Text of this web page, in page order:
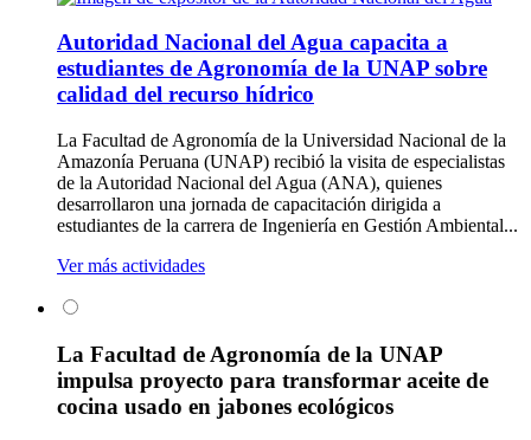
Autoridad Nacional del Agua capacita a
estudiantes de Agronomía de la UNAP sobre
calidad del recurso hídrico
La Facultad de Agronomía de la Universidad Nacional de la
Amazonía Peruana (UNAP) recibió la visita de especialistas
de la Autoridad Nacional del Agua (ANA), quienes
desarrollaron una jornada de capacitación dirigida a
estudiantes de la carrera de Ingeniería en Gestión Ambiental...
Ver más actividades
La Facultad de Agronomía de la UNAP
impulsa proyecto para transformar aceite de
cocina usado en jabones ecológicos